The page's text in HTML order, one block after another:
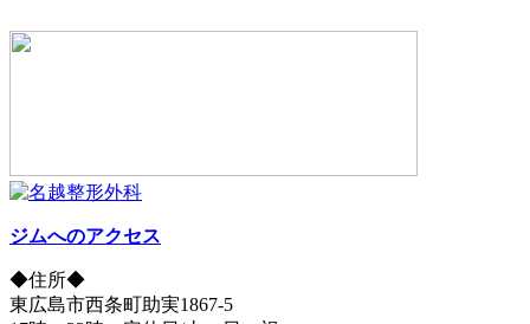
ジムへのアクセス
◆住所◆
東広島市西条町助実1867-5